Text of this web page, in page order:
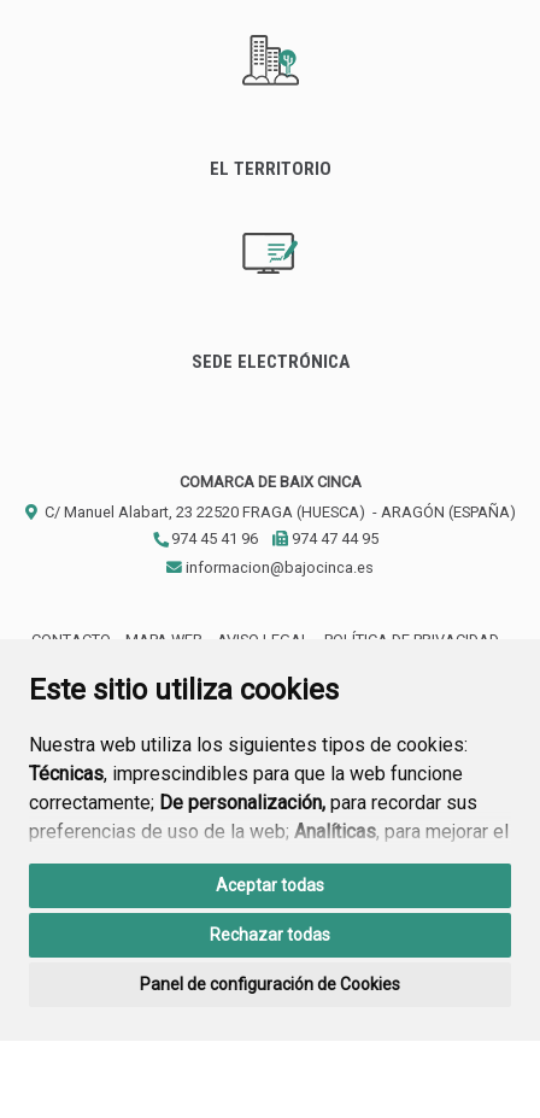
Este sitio utiliza cookies
Nuestra web utiliza los siguientes tipos de cookies:
Técnicas, imprescindibles para que la web funcione
correctamente; De personalización, para recordar sus
preferencias de uso de la web; Analíticas, para mejorar el
funcionamiento de la web y sus servicios.
Si acepta pulsando el botón“Aceptar todas”
consideramos que acepta su uso. Si pulsa el botón
ninguna acción, se guardarán las cookies técnicas
Aceptar todas
Rechazar todas
Panel de configuración de Cookies
EL TERRITORIO
SEDE ELECTRÓNICA
COMARCA DE BAIX CINCA
C/ Manuel Alabart, 23 22520 FRAGA (HUESCA) - ARAGÓN (ESPAÑA)
974 45 41 96
974 47 44 95
informacion@bajocinca.es
CONTACTO MAPA WEB AVISO LEGAL
POLÍTICA DE PRIVACIDAD